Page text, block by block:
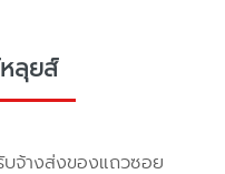
ลุยส์
บจ้างส่งของแถวซอย